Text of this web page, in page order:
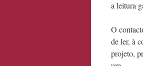
a leitura
O
de ler, à
projeto,